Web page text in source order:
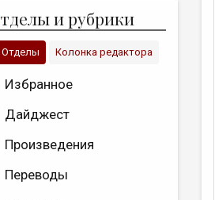
тделы и рубрики
Отделы Колонка редактора
Избранное
Дайджест
Произведения
Переводы